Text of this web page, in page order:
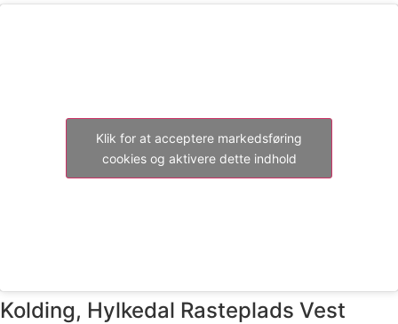
Klik for at acceptere markedsføring
cookies og aktivere dette indhold
Kolding, Hylkedal Rasteplads Vest